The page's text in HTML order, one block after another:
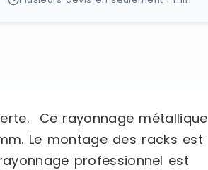
Ce rayonnage métallique
Le montage des racks est
professionnel est